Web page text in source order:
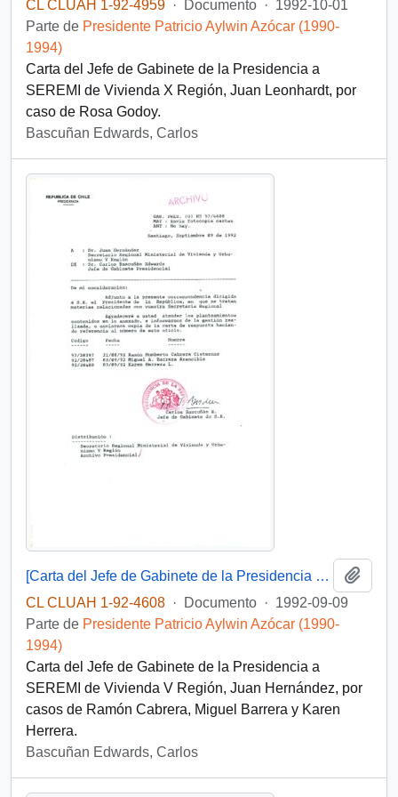
CL CLUAH 1-92-4959 · Documento · 1992-10-01
Parte de Presidente Patricio Aylwin Azócar (1990-
1994)
Carta del Jefe de Gabinete de la Presidencia a
SEREMI de Vivienda X Región, Juan Leonhardt, por
caso de Rosa Godoy.
Bascuñan Edwards, Carlos
[Carta del Jefe de Gabinete de la Presidencia a SEREMI de Vivienda V Región]
CL CLUAH 1-92-4608 · Documento · 1992-09-09
Parte de Presidente Patricio Aylwin Azócar (1990-
1994)
Carta del Jefe de Gabinete de la Presidencia a
SEREMI de Vivienda V Región, Juan Hernández, por
casos de Ramón Cabrera, Miguel Barrera y Karen
Herrera.
Bascuñan Edwards, Carlos